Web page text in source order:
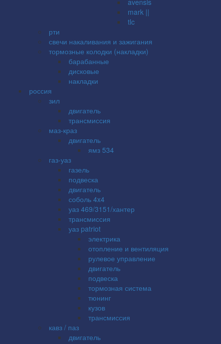
mark ||
tlc
рти
свечи накаливания и зажигания
тормозные колодки (накладки)
барабанные
дисковые
накладки
россия
зил
двигатель
трансмиссия
маз-краз
двигатель
ямз 534
газ-уаз
газель
подвеска
двигатель
соболь 4x4
уаз 469/3151/хантер
трансмиссия
уаз patriot
электрика
отопление и вентиляция
рулевое управление
двигатель
подвеска
тормозная система
тюнинг
кузов
трансмиссия
кавз / паз
двигатель